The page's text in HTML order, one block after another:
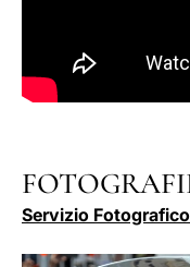
Servizio